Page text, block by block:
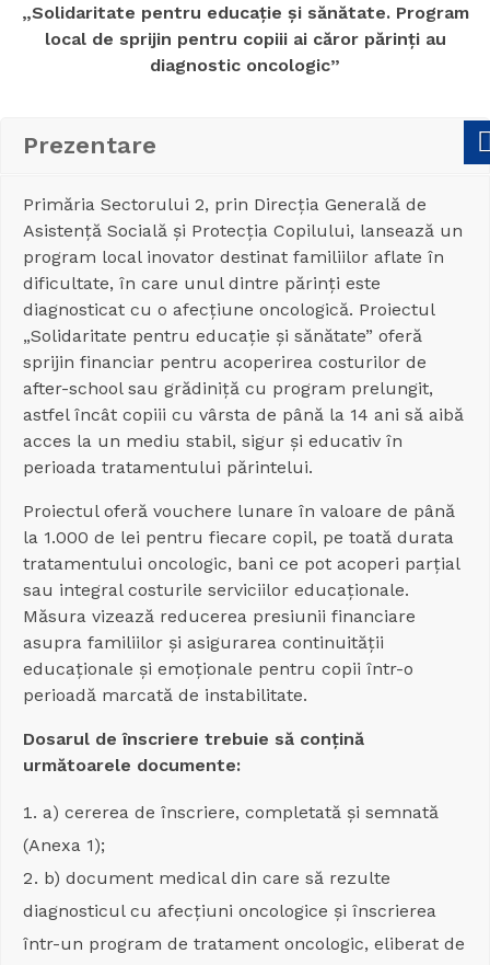
„Solidaritate pentru educație și sănătate. Program
local de sprijin pentru copiii ai căror părinți au
diagnostic oncologic”
Prezentare
Primăria Sectorului 2, prin Direcția Generală de
Asistență Socială și Protecția Copilului, lansează un
program local inovator destinat familiilor aflate în
dificultate, în care unul dintre părinți este
diagnosticat cu o afecțiune oncologică. Proiectul
„Solidaritate pentru educație și sănătate” oferă
sprijin financiar pentru acoperirea costurilor de
after-school sau grădiniță cu program prelungit,
astfel încât copiii cu vârsta de până la 14 ani să aibă
acces la un mediu stabil, sigur și educativ în
perioada tratamentului părintelui.
Proiectul oferă vouchere lunare în valoare de până
la 1.000 de lei pentru fiecare copil, pe toată durata
tratamentului oncologic, bani ce pot acoperi parțial
sau integral costurile serviciilor educaționale.
Măsura vizează reducerea presiunii financiare
asupra familiilor și asigurarea continuității
educaționale și emoționale pentru copii într-o
perioadă marcată de instabilitate.
Dosarul de înscriere trebuie să conțină
următoarele documente:
a) cererea de înscriere, completată și semnată
(Anexa 1);
b) document medical din care să rezulte
diagnosticul cu afecțiuni oncologice și înscrierea
într-un program de tratament oncologic, eliberat de